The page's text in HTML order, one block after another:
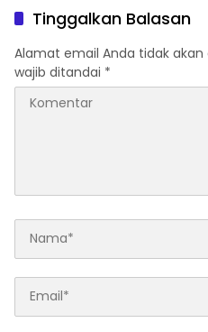
Tinggalkan Balasan
Alamat email Anda tidak akan
wajib ditandai *